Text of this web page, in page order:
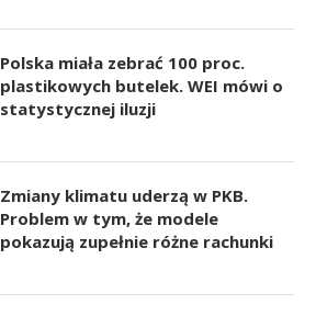
Polska miała zebrać 100 proc.
plastikowych butelek. WEI mówi o
statystycznej iluzji
Zmiany klimatu uderzą w PKB.
Problem w tym, że modele
pokazują zupełnie różne rachunki